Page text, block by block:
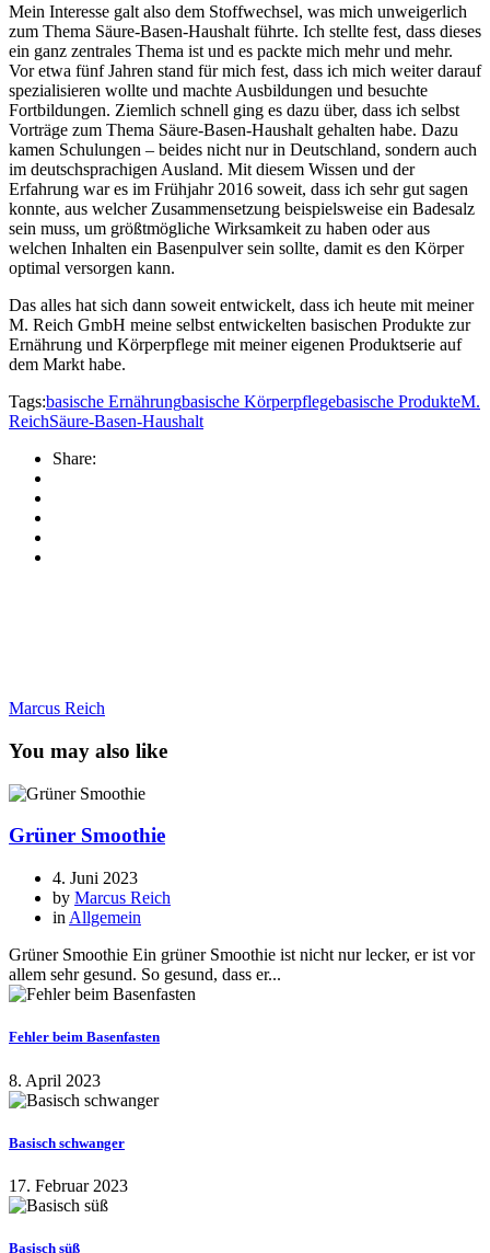
Mein Interesse galt also dem Stoffwechsel, was mich unweigerlich
zum Thema Säure-Basen-Haushalt führte. Ich stellte fest, dass dieses
ein ganz zentrales Thema ist und es packte mich mehr und mehr.
Vor etwa fünf Jahren stand für mich fest, dass ich mich weiter darauf
spezialisieren wollte und machte Ausbildungen und besuchte
Fortbildungen. Ziemlich schnell ging es dazu über, dass ich selbst
Vorträge zum Thema Säure-Basen-Haushalt gehalten habe. Dazu
kamen Schulungen – beides nicht nur in Deutschland, sondern auch
im deutschsprachigen Ausland. Mit diesem Wissen und der
Erfahrung war es im Frühjahr 2016 soweit, dass ich sehr gut sagen
konnte, aus welcher Zusammensetzung beispielsweise ein Badesalz
sein muss, um größtmögliche Wirksamkeit zu haben oder aus
welchen Inhalten ein Basenpulver sein sollte, damit es den Körper
optimal versorgen kann.
Das alles hat sich dann soweit entwickelt, dass ich heute mit meiner
M. Reich GmbH meine selbst entwickelten basischen Produkte zur
Ernährung und Körperpflege mit meiner eigenen Produktserie auf
dem Markt habe.
Tags:basische Ernährungbasische Körperpflegebasische ProdukteM.
ReichSäure-Basen-Haushalt
Share:
Marcus Reich
You may also like
Grüner Smoothie
4. Juni 2023
by Marcus Reich
in Allgemein
Grüner Smoothie Ein grüner Smoothie ist nicht nur lecker, er ist vor
allem sehr gesund. So gesund, dass er...
Fehler beim Basenfasten
8. April 2023
Basisch schwanger
17. Februar 2023
Basisch süß